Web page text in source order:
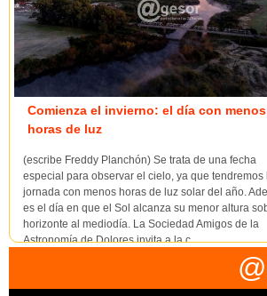
Comienza el invierno: el día con menos
horas de luz
(escribe Freddy Planchón) Se trata de una fecha
especial para observar el cielo, ya que tendremos
jornada con menos horas de luz solar del año.
es el día en que el Sol alcanza su menor altura
horizonte al mediodía. La Sociedad Amigos de la
Astronomía de Dolores invita a la c...